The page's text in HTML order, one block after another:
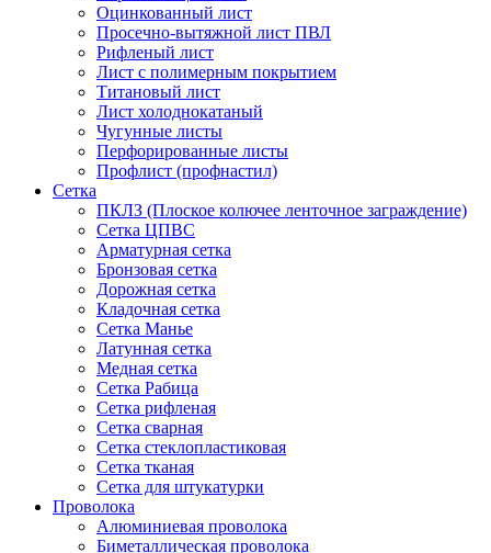
Оцинкованный лист
Просечно-вытяжной лист ПВЛ
Рифленый лист
Лист с полимерным покрытием
Титановый лист
Лист холоднокатаный
Чугунные листы
Перфорированные листы
Профлист (профнастил)
Сетка
ПКЛЗ (Плоское колючее ленточное заграждение)
Сетка ЦПВС
Арматурная сетка
Бронзовая сетка
Дорожная сетка
Кладочная сетка
Сетка Манье
Латунная сетка
Медная сетка
Сетка Рабица
Сетка рифленая
Сетка сварная
Сетка стеклопластиковая
Сетка тканая
Сетка для штукатурки
Проволока
Алюминиевая проволока
Биметаллическая проволока